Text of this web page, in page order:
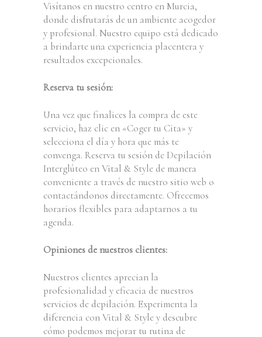
Visítanos en nuestro centro en Murcia,
donde disfrutarás de un ambiente acogedor
y profesional. Nuestro equipo está dedicado
a brindarte una experiencia placentera y
resultados excepcionales.
Reserva tu sesión:
Una vez que finalices la compra de este
servicio, haz clic en «Coger tu Cita» y
selecciona el día y hora que más te
convenga. Reserva tu sesión de Depilación
Interglúteo en Vital & Style de manera
conveniente a través de nuestro sitio web o
contactándonos directamente. Ofrecemos
horarios flexibles para adaptarnos a tu
agenda.
Opiniones de nuestros clientes:
Nuestros clientes aprecian la
profesionalidad y eficacia de nuestros
servicios de depilación. Experimenta la
diferencia con Vital & Style y descubre
cómo podemos mejorar tu rutina de